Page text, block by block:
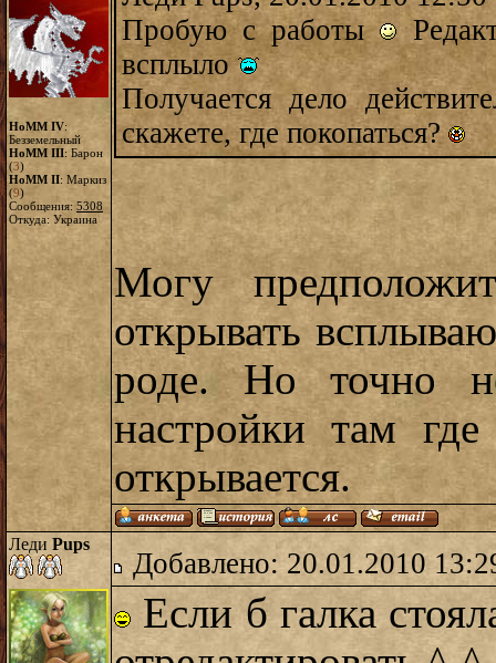
HoMM IV:
Безземельный
HoMM III: Барон
(3)
HoMM II: Маркиз
(9)
Сообщения: 5308
Откуда: Украина
Пробую с работы
всплыло
Получается дело
скажете, где покопаться?
Могу
открывать
роде. Но точно
настройки там
открывается.
Леди Pups
Добавлено: 20.01.2010
Если б галка